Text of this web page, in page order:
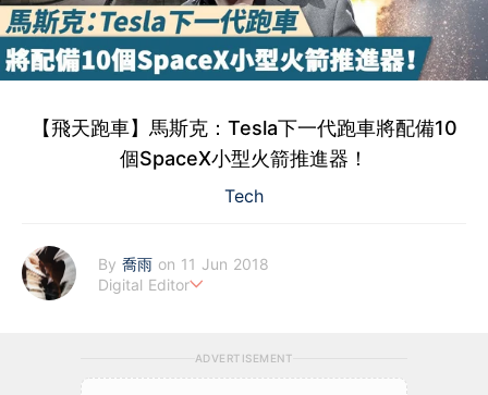
【飛天跑車】馬斯克：Tesla下一代跑車將配備10
個SpaceX小型火箭推進器！
Tech
By 喬雨 on 11 Jun 2018
Digital Editor
ADVERTISEMENT